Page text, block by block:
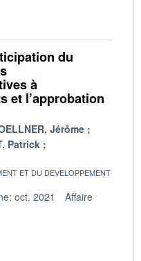
du
à
et l’approbation
Jérôme
Patrick
ET DU DEVELOPPEMENT
oct. 2021
Affaire